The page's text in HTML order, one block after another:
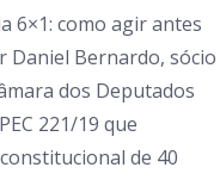
6×1: como agir antes
Daniel Bernardo, sócio
dos Deputados
221/19 que
de 40